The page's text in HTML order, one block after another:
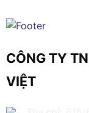
CÔNG TY
VIỆT